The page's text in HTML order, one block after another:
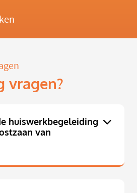
vragen?
huiswerkbegeleiding
van